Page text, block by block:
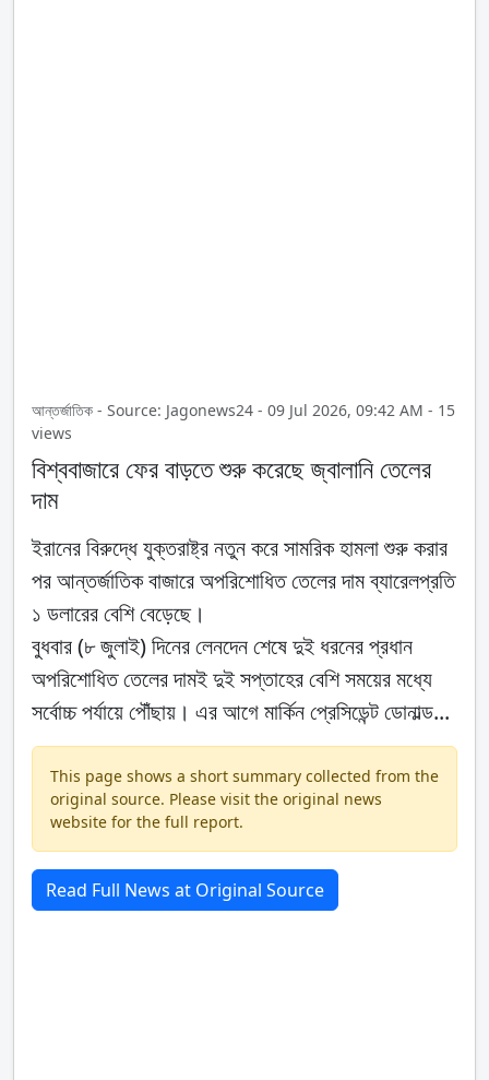
আন্তর্জাতিক - Source: Jagonews24 - 09 Jul 2026, 09:42 AM - 15
views
বিশ্ববাজারে ফের বাড়তে শুরু করেছে জ্বালানি তেলের
দাম
ইরানের বিরুদ্ধে যুক্তরাষ্ট্র নতুন করে সামরিক হামলা শুরু করার
পর আন্তর্জাতিক বাজারে অপরিশোধিত তেলের দাম ব্যারেলপ্রতি
১ ডলারের বেশি বেড়েছে।
বুধবার (৮ জুলাই) দিনের লেনদেন শেষে দুই ধরনের প্রধান
অপরিশোধিত তেলের দামই দুই সপ্তাহের বেশি সময়ের মধ্যে
সর্বোচ্চ পর্যায়ে পৌঁছায়। এর আগে মার্কিন প্রেসিডেন্ট ডোনাল্ড...
This page shows a short summary collected from the
original source. Please visit the original news
website for the full report.
Read Full News at Original Source